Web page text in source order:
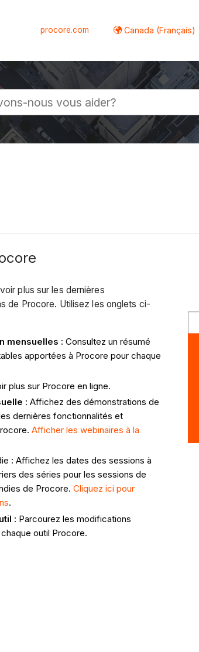
procore.com Canada (Français)
plus sur les dernières
de Procore. Utilisez les onglets ci-
mensuelles : Consultez un résumé
apportées à Procore pour chaque
plus sur Procore en ligne.
: Affichez des démonstrations de
dernières fonctionnalités et
Afficher les webinaires à la
: Affichez les dates des sessions à
des séries pour les sessions de
de Procore. Cliquez ici pour
.
: Parcourez les modifications
outil Procore.